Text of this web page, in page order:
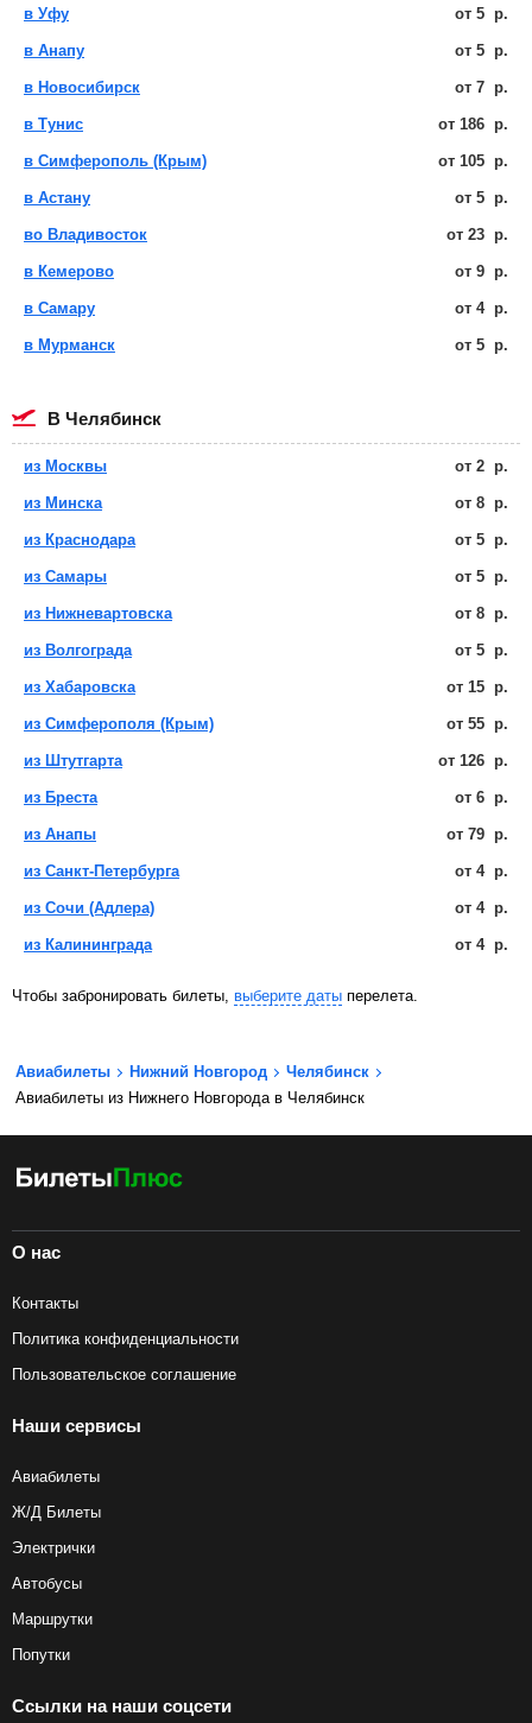
в Уфу от 5 р.
в Анапу от 5 р.
в Новосибирск от 7 р.
в Тунис от 186 р.
в Симферополь (Крым) от 105 р.
в Астану от 5 р.
во Владивосток от 23 р.
в Кемерово от 9 р.
в Самару от 4 р.
в Мурманск от 5 р.
в Челябинск
из Москвы от 2 р.
из Минска от 8 р.
из Краснодара от 5 р.
из Самары от 5 р.
из Нижневартовска от 8 р.
из Волгограда от 5 р.
из Хабаровска от 15 р.
из Симферополя (Крым) от 55 р.
из Штутгарта от 126 р.
из Бреста от 6 р.
из Анапы от 79 р.
из Санкт-Петербурга от 4 р.
из Сочи (Адлера) от 4 р.
из Калининграда от 4 р.
Чтобы забронировать билеты, выберите даты перелета.
Авиабилеты Нижний Новгород
Челябинск
Авиабилеты из Нижнего Новгорода в Челябинск
О нас
Контакты
Политика конфиденциальности
Пользовательское соглашение
Наши сервисы
Авиабилеты
Ж/Д Билеты
Электрички
Автобусы
Маршрутки
Попутки
Ссылки на наши соцсети